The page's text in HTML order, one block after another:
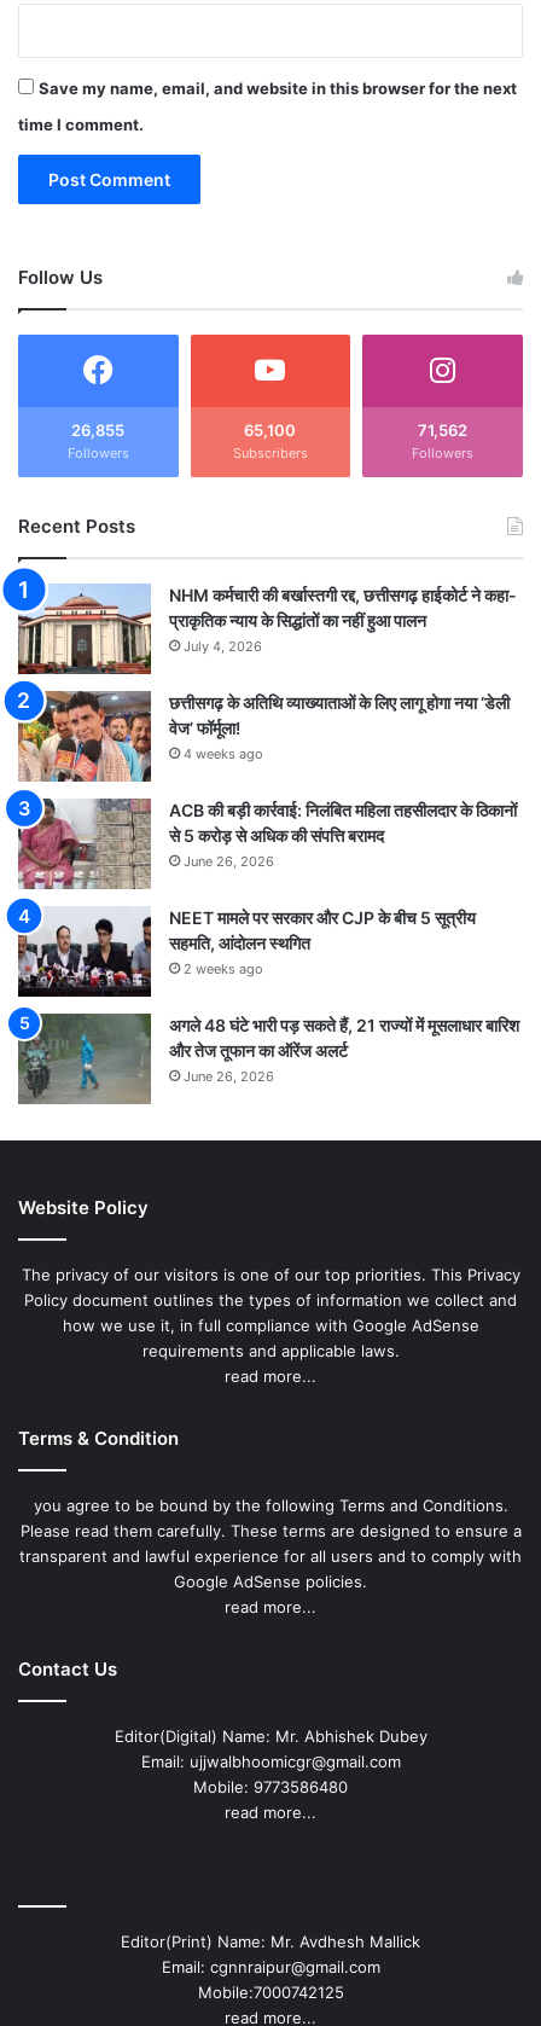
Save my name, email, and website in this browser for the next
time I comment.
Follow Us
26,855
Followers
65,100
Subscribers
71,562
Followers
Recent Posts
NHM कर्मचारी की बर्खास्तगी रद्द, छत्तीसगढ़ हाईकोर्ट ने कहा-
प्राकृतिक न्याय के सिद्धांतों का नहीं हुआ पालन
July 4, 2026
छत्तीसगढ़ के अतिथि व्याख्याताओं के लिए लागू होगा नया ‘डेली
वेज’ फॉर्मूला!
4 weeks ago
ACB की बड़ी कार्रवाई: निलंबित महिला तहसीलदार के ठिकानों
से 5 करोड़ से अधिक की संपत्ति बरामद
June 26, 2026
NEET मामले पर सरकार और CJP के बीच 5 सूत्रीय
सहमति, आंदोलन स्थगित
2 weeks ago
अगले 48 घंटे भारी पड़ सकते हैं, 21 राज्यों में मूसलाधार बारिश
और तेज तूफान का ऑरेंज अलर्ट
June 26, 2026
Website Policy
The privacy of our visitors is one of our top priorities. This Privacy
Policy document outlines the types of information we collect and
how we use it, in full compliance with Google AdSense
requirements and applicable laws.
read more...
Terms & Condition
you agree to be bound by the following Terms and Conditions.
Please read them carefully. These terms are designed to ensure a
transparent and lawful experience for all users and to comply with
Google AdSense policies.
read more...
Contact Us
Editor(Digital) Name: Mr. Abhishek Dubey
Email: ujjwalbhoomicgr@gmail.com
Mobile: 9773586480
read more...
Editor(Print) Name: Mr. Avdhesh Mallick
Email: cgnnraipur@gmail.com
Mobile:7000742125
read more...